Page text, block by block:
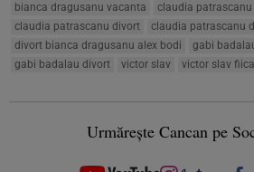
bianca dragusanu vacanta
claudia patrascanu
claudia patrascanu divort
claudia patrascanu
divort bianca dragusanu alex bodi
gabi
gabi badalau divort
victor slav victor slav fiica
Urmărește Cancan pe